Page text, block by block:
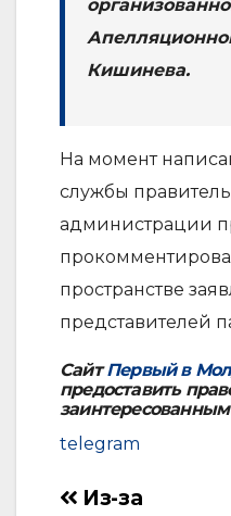
Кишинева.
На момент
службы
администрации
пространстве
представителей
СайтПервый в
предоставить
telegram
Навигация
Из-за